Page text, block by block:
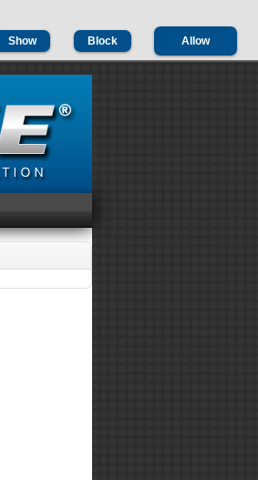
Show
Block Allow